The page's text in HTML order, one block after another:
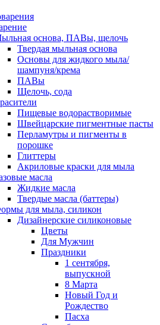
основа, ПАВы, щелочь
Твердая мыльная основа
Основы для жидкого мыла/
шампуня/крема
ПАВы
Щелочь, сода
Пищевые водорастворимые
Швейцарские пигментные пасты
Перламутры и пигменты в
порошке
Глиттеры
Акриловые краски для мыла
масла
Жидкие масла
Твердые масла (баттеры)
для мыла, силикон
Дизайнерские силиконовые
Цветы
Для Мужчин
Праздники
1 сентября,
выпускной
8 Марта
Новый Год и
Рождество
Пасха